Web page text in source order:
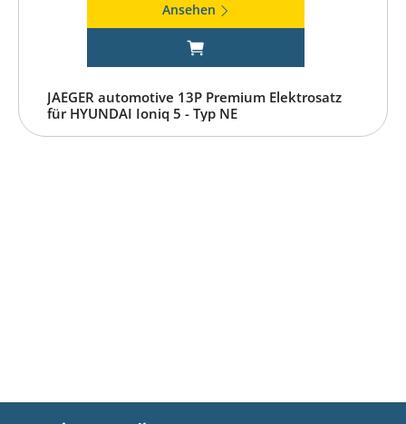
Ansehen
JAEGER automotive 13P Premium Elektrosatz
für HYUNDAI Ioniq 5 - Typ NE